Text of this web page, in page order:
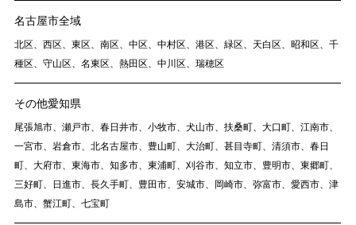
名古屋市全域
北区、西区、東区、南区、中区、中村区、港区、緑区、天白区、昭和区、千
種区、守山区、名東区、熱田区、中川区、瑞穂区
その他愛知県
尾張旭市、瀬戸市、春日井市、小牧市、犬山市、扶桑町、大口町、江南市、
一宮市、岩倉市、北名古屋市、豊山町、大治町、甚目寺町、清須市、春日
町、大府市、東海市、知多市、東浦町、刈谷市、知立市、豊明市、東郷町、
三好町、日進市、長久手町、豊田市、安城市、岡崎市、弥富市、愛西市、津
島市、蟹江町、七宝町